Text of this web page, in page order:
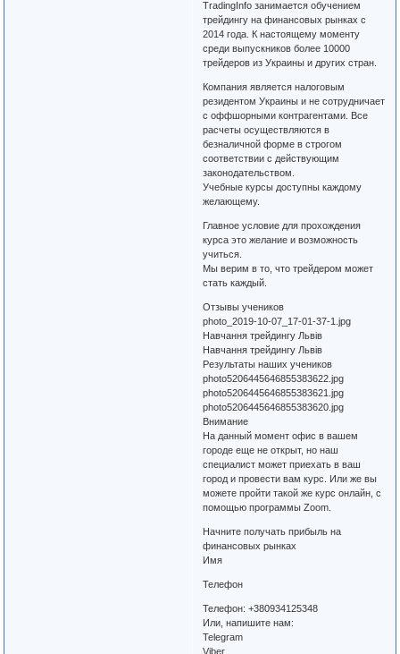
TradingInfo занимается обучением
трейдингу на финансовых рынках с
2014 года. К настоящему моменту
среди выпускников более 10000
трейдеров из Украины и других стран.
Компания является налоговым
резидентом Украины и не сотрудничает
с оффшорными контрагентами. Все
расчеты осуществляются в
безналичной форме в строгом
соответствии с действующим
законодательством.
Учебные курсы доступны каждому
желающему.
Главное условие для прохождения
курса это желание и возможность
учиться.
Мы верим в то, что трейдером может
стать каждый.
Отзывы учеников
photo_2019-10-07_17-01-37-1.jpg
Навчання трейдингу Львів
Навчання трейдингу Львів
Результаты наших учеников
photo5206445646855383622.jpg
photo5206445646855383621.jpg
photo5206445646855383620.jpg
Внимание
На данный момент офис в вашем
городе еще не открыт, но наш
специалист может приехать в ваш
город и провести вам курс. Или же вы
можете пройти такой же курс онлайн, с
помощью программы Zoom.
Начните получать прибыль на
финансовых рынках
Имя
Телефон
Телефон: +380934125348
Или, напишите нам:
Telegram
Viber